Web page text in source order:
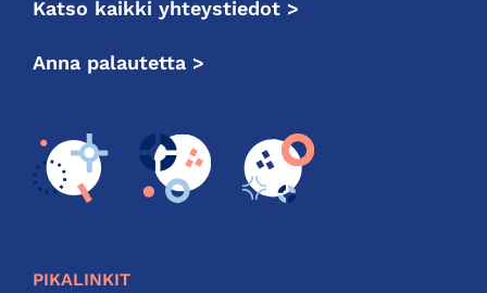
Katso kaikki yhteystiedot >
Anna palautetta >
PIKALINKIT